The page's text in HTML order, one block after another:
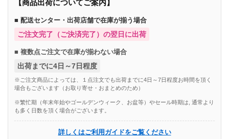
【商品出荷についてご案内】
■ 配送センター・出荷店舗で在庫が揃う場合
ご注文完了（ご決済完了）の翌日に出荷
■ 複数点ご注文で在庫が揃わない場合
出荷までに4日～7日程度
※ご注文商品によっては、１点注文でも出荷までに4日～7日程度お時間を頂く
場合もございます（お取り寄せ・おまとめのため）
※繁忙期（年末年始やゴールデンウィーク、お盆等）やセール時期は, 通常より
も多く日数を頂く場合がございます。
詳しくはご利用ガイドをご覧ください